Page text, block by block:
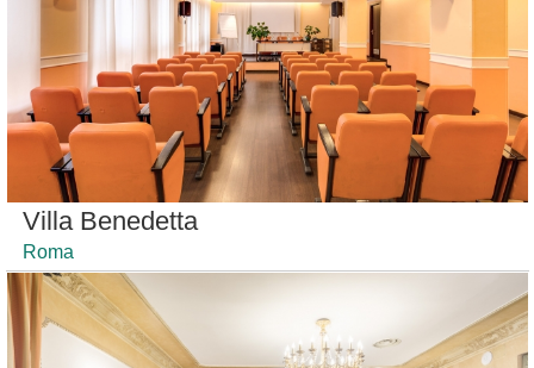
Villa Benedetta
Roma